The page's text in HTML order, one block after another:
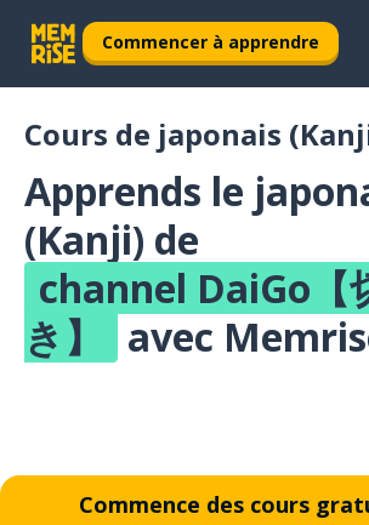
Commencer à apprendre
Cours de japonais
Apprends le
(Kanji) de
channel DaiGo【
き】
avec
Commence des cours